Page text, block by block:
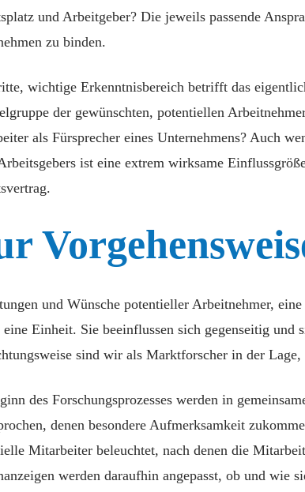
und Arbeitgeber? Die jeweils passende
zu binden.
wichtige Erkenntnisbereich betrifft das
der gewünschten, potentiellen
als Fürsprecher eines Unternehmens? Auch
ist eine extrem wirksame
und Wünsche potentieller Arbeitnehmer,
Einheit. Sie beeinflussen sich gegenseitig
sind wir als Marktforscher in der
des Forschungsprozesses werden in
denen besondere Aufmerksamkeit
Mitarbeiter beleuchtet, nach denen die
werden daraufhin angepasst, ob und wie